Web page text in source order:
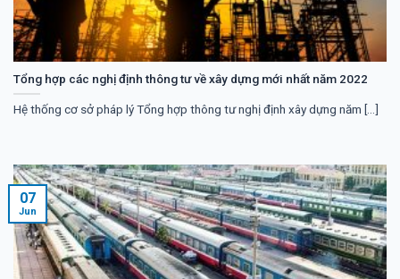
Tổng hợp các nghị định thông tư về xây dựng mới nhất năm 2022
Hệ thống cơ sở pháp lý Tổng hợp thông tư nghị định xây dựng năm [...]
07
Jun